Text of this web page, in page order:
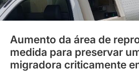
Aumento da área de
medida para preservar
migradora criticamente